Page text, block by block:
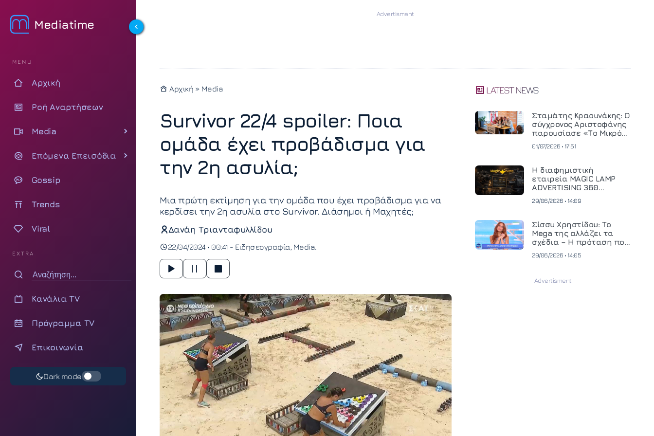
Mediatime
MENU
Αρχική
Ροή Αναρτήσεων
Media
Επόμενα Επεισόδια
Gossip
Trends
Viral
EXTRA
Κανάλια TV
Πρόγραμμα TV
Επικοινωνία
Dark mode
Αρχική » Media
Survivor 22/4 spoiler: Ποια
ομάδα έχει προβάδισμα για
την 2η ασυλία;
Μια πρώτη εκτίμηση για την ομάδα που έχει προβάδισμα για να
κερδίσει την 2η ασυλία στο Survivor. Διάσημοι ή Μαχητές;
Δανάη Τριανταφυλλίδου
22/04/2024 • 00:41 - Ειδησεογραφία Media
LATEST NEWS
Σταμάτης Κραουνάκης: Ο
σύγχρονος Αριστοφάνης
παρουσίασε «Το Μικρό
01/07/2026 • 17:51
Η διαφημιστική
εταιρεία MAGIC LAMP
ADVERTISING 360
κινηματογραφική
και ανεβάζει τον πήχη
στην παραγωγή
οπτικοακουστικού
περιεχομένου
29/06/2026 • 14:09
Σίσσυ Χρηστίδου: Το
Mega της αλλάζει τα
σχέδια – Η πρόταση που
29/06/2026 • 14:05